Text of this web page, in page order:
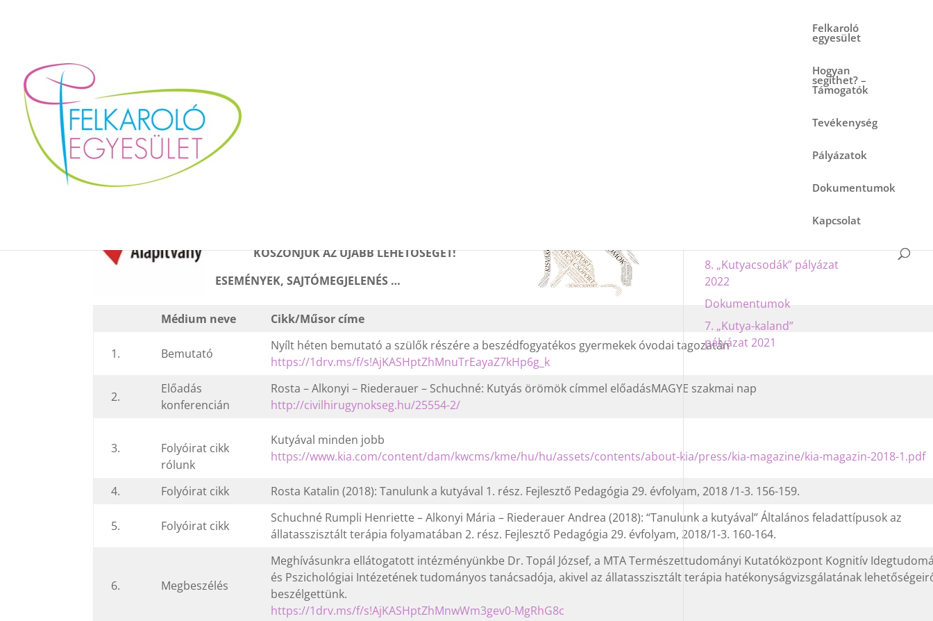
Felkaroló
egyesület
Hogyan
segíthet? –
Támogatók
Tevékenység
Pályázatok
Dokumentumok
Kapcsolat
3. „Kutyás örömök” pályázat 2017
2019. július 16.| Pályázatok
KÖSZÖNJÜK AZ ÚJABB LEHETŐSÉGET!
ESEMÉNYEK, SAJTÓMEGJELENÉS …
Médium neve Cikk/Műsor címe
1. Bemutató
Nyílt héten bemutató a szülők részére a beszédfogyatékos gyermekek óvodai tagozatán
https://1drv.ms/f/s!AjKASHptZhMnuTrEayaZ7kHp6g_k
2.
Előadás
konferencián
Rosta – Alkonyi – Riederauer – Schuchné: Kutyás örömök címmel előadásMAGYE szakmai nap
http://civilhirugynokseg.hu/25554-2/
3.
Folyóirat cikk
rólunk
Kutyával minden jobb
https://www.kia.com/content/dam/kwcms/kme/hu/hu/assets/contents/about-kia/press/kia-magazine/kia-magazin-2018-1.pdf
4. Folyóirat cikk Rosta Katalin (2018): Tanulunk a kutyával 1. rész. Fejlesztő Pedagógia 29. évfolyam, 2018 /1-3. 156-159.
5. Folyóirat cikk
Schuchné Rumpli Henriette – Alkonyi Mária – Riederauer Andrea (2018): “Tanulunk a kutyával” Általános feladattípusok az
állatasszisztált terápia folyamatában 2. rész. Fejlesztő Pedagógia 29. évfolyam, 2018/1-3. 160-164.
6. Megbeszélés
Meghívásunkra ellátogatott intézményünkbe Dr. Topál József, a MTA Természettudományi Kutatóközpont Kognitív
és Pszichológiai Intézetének tudományos tanácsadója, akivel az állatasszisztált terápia hatékonyságvizsgálatának
beszélgettünk.
https://1drv.ms/f/s!AjKASHptZhMnwWm3gev0-MgRhG8c
10. „Kutyamóka” pályázat
8. „Kutyacsodák” pályázat
2022
Dokumentumok
7. „Kutya-kaland”
pályázat 2021